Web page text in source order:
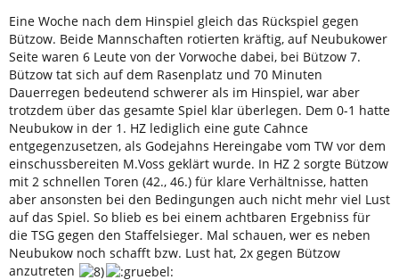
Eine Woche nach dem Hinspiel gleich das Rückspiel gegen
Bützow. Beide Mannschaften rotierten kräftig, auf Neubukower
Seite waren 6 Leute von der Vorwoche dabei, bei Bützow 7.
Bützow tat sich auf dem Rasenplatz und 70 Minuten
Dauerregen bedeutend schwerer als im Hinspiel, war aber
trotzdem über das gesamte Spiel klar überlegen. Dem 0-1 hatte
Neubukow in der 1. HZ lediglich eine gute Cahnce
entgegenzusetzen, als Godejahns Hereingabe vom TW vor dem
einschussbereiten M.Voss geklärt wurde. In HZ 2 sorgte Bützow
mit 2 schnellen Toren (42., 46.) für klare Verhältnisse, hatten
aber ansonsten bei den Bedingungen auch nicht mehr viel Lust
auf das Spiel. So blieb es bei einem achtbaren Ergebniss für
die TSG gegen den Staffelsieger. Mal schauen, wer es neben
Neubukow noch schafft bzw. Lust hat, 2x gegen Bützow
anzutreten